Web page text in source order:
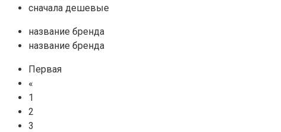
сначала дешевые
название бренда
название бренда
Первая
«
1
2
3